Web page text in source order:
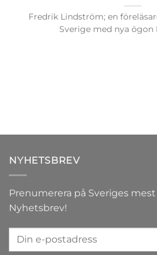
Fredrik Lindström; en
Sverige med nya ögon
NYHETSBREV
Prenumerera på Sveriges
Nyhetsbrev!